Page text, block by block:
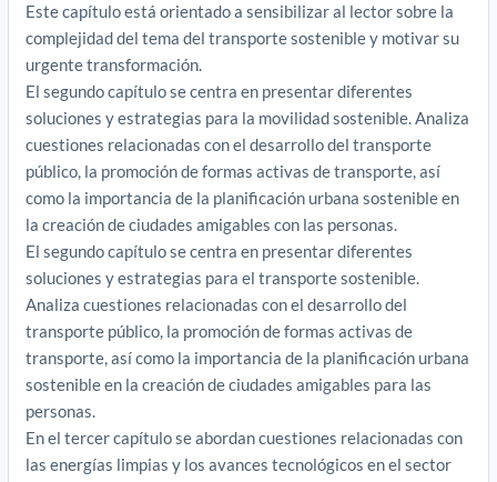
Este capítulo está orientado a sensibilizar al lector sobre la
complejidad del tema del transporte sostenible y motivar su
urgente transformación.
El segundo capítulo se centra en presentar diferentes
soluciones y estrategias para la movilidad sostenible. Analiza
cuestiones relacionadas con el desarrollo del transporte
público, la promoción de formas activas de transporte, así
como la importancia de la planificación urbana sostenible en
la creación de ciudades amigables con las personas.
El segundo capítulo se centra en presentar diferentes
soluciones y estrategias para el transporte sostenible.
Analiza cuestiones relacionadas con el desarrollo del
transporte público, la promoción de formas activas de
transporte, así como la importancia de la planificación urbana
sostenible en la creación de ciudades amigables para las
personas.
En el tercer capítulo se abordan cuestiones relacionadas con
las energías limpias y los avances tecnológicos en el sector